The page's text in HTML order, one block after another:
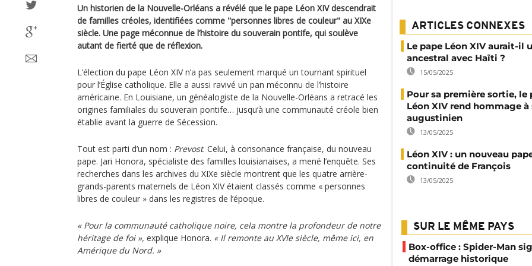
Un historien de la Nouvelle-Orléans a révélé que le pape Léon XIV descendrait
de familles créoles, identifiées comme "personnes libres de couleur" au XIXe
siècle. Une page méconnue de l’histoire du souverain pontife, qui soulève
autant de fierté que de réflexion.
L’élection du pape Léon XIV n’a pas seulement marqué un tournant spirituel
pour l’Église catholique. Elle a aussi ravivé un pan méconnu de l’histoire
américaine. En Louisiane, un généalogiste de la Nouvelle-Orléans a retracé les
origines familiales du souverain pontife… jusqu’à une communauté créole bien
établie avant la guerre de Sécession.
Tout est parti d’un nom : Prevost. Celui, à consonance française, du nouveau
pape. Jari Honora, spécialiste des familles louisianaises, a mené l’enquête. Ses
recherches dans les archives du XIXe siècle montrent que les quatre arrière-
grands-parents maternels de Léon XIV étaient classés comme « personnes
libres de couleur » dans les registres de l’époque.
« Pour la communauté catholique noire, cela montre la profondeur de notre
héritage de foi », explique Honora. « Il remonte au XVIe siècle, même ici, en
Amérique du Nord. »
ARTICLES CONNEXES
Le pape Léon XIV aurait-il
ancestral avec Haïti ?
15/05/2025
Pour sa première sortie, le
Léon XIV rend hommage à
augustinien
13/05/2025
Léon XIV : un nouveau
continuité de François
13/05/2025
SUR LE MÊME PAYS
Box-office : Spider-Man
démarrage historique